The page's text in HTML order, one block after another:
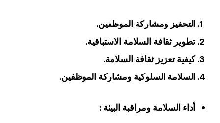
التحفيز ومشاركة الموظفين‏.
‏تطوير ثقافة السلامة الاستباقية‏.
‏كيفية تعزيز ثقافة السلامة‏.
‏السلامة السلوكية ومشاركة الموظفين.
‏أداء السلامة ومراقبة البيئة ‏: